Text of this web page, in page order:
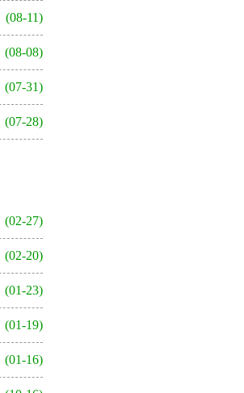
(08-11)
(08-08)
(07-31)
(07-28)
(02-27)
(02-20)
(01-23)
(01-19)
(01-16)